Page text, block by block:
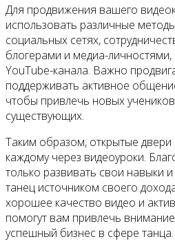
Для продвижения вашего
использовать различные
социальных сетях,
блогерами и медиа-личностями,
YouTube-канала. Важно
поддерживать активное
чтобы привлечь новых
существующих.
Таким образом, открытые двери
каждому через видеоуроки.
только развивать свои навыки
танец источником своего
хорошее качество видео и
помогут вам привлечь
успешный бизнес в сфере танца.